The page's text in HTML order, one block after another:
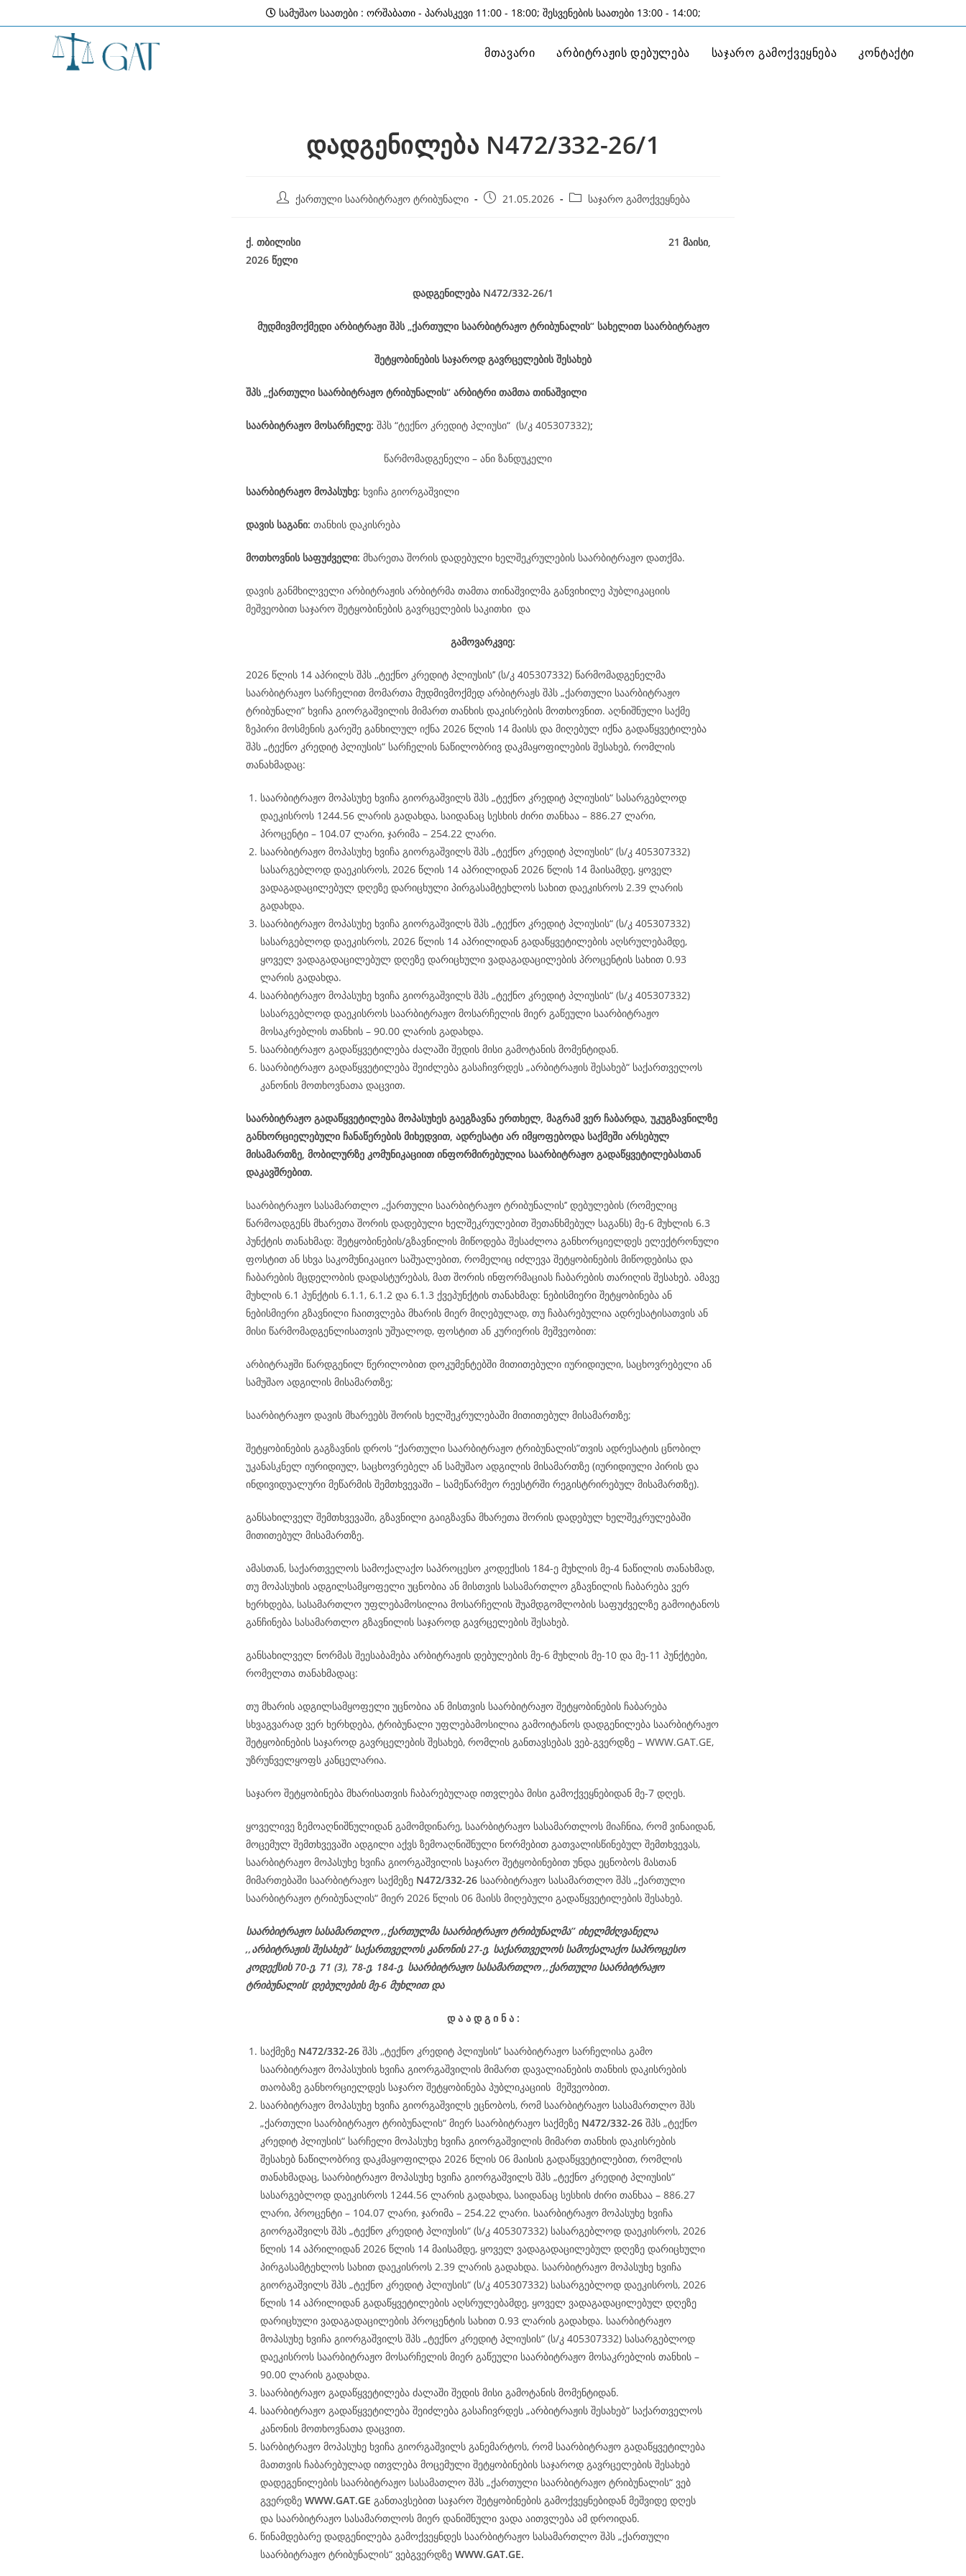
to
სამუშაო საათები : ორშაბათი - პარასკევი 11:00 - 18:00; შესვენების საათები 13:00 - 14:00;
მთავარი არბიტრაჟის დებულება საჯარო გამოქვეყნება კონტაქტი
დადგენილება N472/332-26/1
Post ქართული საარბიტრაჟო ტრიბუნალი
Post 21.05.2026
Post საჯარო გამოქვეყნება
ქ. თბილისი
21 მაისი,
2026 წელი
დადგენილება N472/332-26/1
მუდმივმოქმედი არბიტრაჟი შპს „ქართული საარბიტრაჟო ტრიბუნალის“ სახელით საარბიტრაჟო
შეტყობინების საჯაროდ გავრცელების შესახებ
შპს „ქართული საარბიტრაჟო ტრიბუნალის“ არბიტრი თამთა თინაშვილი
საარბიტრაჟო მოსარჩელე: შპს “ტექნო კრედიტ პლიუსი“ (ს/კ 405307332);
წარმომადგენელი – ანი ზანდუკელი
საარბიტრაჟო მოპასუხე: ხვიჩა გიორგაშვილი
დავის საგანი: თანხის დაკისრება
მოთხოვნის საფუძველი: მხარეთა შორის დადებული ხელშეკრულების საარბიტრაჟო დათქმა.
დავის განმხილველი არბიტრაჟის არბიტრმა თამთა თინაშვილმა განვიხილე პუბლიკაციის
მეშვეობით საჯარო შეტყობინების გავრცელების საკითხი და
გამოვარკვიე:
2026 წლის 14 აპრილს შპს ,,ტექნო კრედიტ პლიუსის’’ (ს/კ 405307332) წარმომადგენელმა
საარბიტრაჟო სარჩელით მომართა მუდმივმოქმედ არბიტრაჟს შპს „ქართული საარბიტრაჟო
ტრიბუნალი“ ხვიჩა გიორგაშვილის მიმართ თანხის დაკისრების მოთხოვნით. აღნიშნული საქმე
ზეპირი მოსმენის გარეშე განხილულ იქნა 2026 წლის 14 მაისს და მიღებულ იქნა გადაწყვეტილება
შპს „ტექნო კრედიტ პლიუსის“ სარჩელის ნაწილობრივ დაკმაყოფილების შესახებ, რომლის
თანახმადაც:
საარბიტრაჟო მოპასუხე ხვიჩა გიორგაშვილს შპს „ტექნო კრედიტ პლიუსის“ სასარგებლოდ
დაეკისროს 1244.56 ლარის გადახდა, საიდანაც სესხის ძირი თანხაა – 886.27 ლარი,
პროცენტი – 104.07 ლარი, ჯარიმა – 254.22 ლარი.
საარბიტრაჟო მოპასუხე ხვიჩა გიორგაშვილს შპს „ტექნო კრედიტ პლიუსის“ (ს/კ 405307332)
სასარგებლოდ დაეკისროს, 2026 წლის 14 აპრილიდან 2026 წლის 14 მაისამდე, ყოველ
ვადაგადაცილებულ დღეზე დარიცხული პირგასამტეხლოს სახით დაეკისროს 2.39 ლარის
გადახდა.
საარბიტრაჟო მოპასუხე ხვიჩა გიორგაშვილს შპს „ტექნო კრედიტ პლიუსის“ (ს/კ 405307332)
სასარგებლოდ დაეკისროს, 2026 წლის 14 აპრილიდან გადაწყვეტილების აღსრულებამდე,
ყოველ ვადაგადაცილებულ დღეზე დარიცხული ვადაგადაცილების პროცენტის სახით 0.93
ლარის გადახდა.
საარბიტრაჟო მოპასუხე ხვიჩა გიორგაშვილს შპს „ტექნო კრედიტ პლიუსის“ (ს/კ 405307332)
სასარგებლოდ დაეკისროს საარბიტრაჟო მოსარჩელის მიერ გაწეული საარბიტრაჟო
მოსაკრებლის თანხის – 90.00 ლარის გადახდა.
საარბიტრაჟო გადაწყვეტილება ძალაში შედის მისი გამოტანის მომენტიდან.
საარბიტრაჟო გადაწყვეტილება შეიძლება გასაჩივრდეს „არბიტრაჟის შესახებ“ საქართველოს
კანონის მოთხოვნათა დაცვით.
საარბიტრაჟო გადაწყვეტილება მოპასუხეს გაეგზავნა ერთხელ, მაგრამ ვერ ჩაბარდა, უკუგზავნილზე
განხორციელებული ჩანაწერების მიხედვით, ადრესატი არ იმყოფებოდა საქმეში არსებულ
მისამართზე, მობილურზე კომუნიკაციით ინფორმირებულია საარბიტრაჟო გადაწყვეტილებასთან
დაკავშრებით.
საარბიტრაჟო სასამართლო ,,ქართული საარბიტრაჟო ტრიბუნალის’’ დებულების (რომელიც
წარმოადგენს მხარეთა შორის დადებული ხელშეკრულებით შეთანხმებულ საგანს) მე-6 მუხლის 6.3
პუნქტის თანახმად: შეტყობინების/გზავნილის მიწოდება შესაძლოა განხორციელდეს ელექტრონული
ფოსტით ან სხვა საკომუნიკაციო საშუალებით, რომელიც იძლევა შეტყობინების მიწოდებისა და
ჩაბარების მცდელობის დადასტურებას, მათ შორის ინფორმაციას ჩაბარების თარიღის შესახებ. ამავე
მუხლის 6.1 პუნქტის 6.1.1, 6.1.2 და 6.1.3 ქვეპუნქტის თანახმად: ნებისმიერი შეტყობინება ან
ნებისმიერი გზავნილი ჩაითვლება მხარის მიერ მიღებულად, თუ ჩაბარებულია ადრესატისათვის ან
მისი წარმომადგენლისათვის უშუალოდ, ფოსტით ან კურიერის მეშვეობით:
არბიტრაჟში წარდგენილ წერილობით დოკუმენტებში მითითებული იურიდიული, საცხოვრებელი ან
სამუშაო ადგილის მისამართზე;
საარბიტრაჟო დავის მხარეებს შორის ხელშეკრულებაში მითითებულ მისამართზე;
შეტყობინების გაგზავნის დროს “ქართული საარბიტრაჟო ტრიბუნალის”თვის ადრესატის ცნობილ
უკანასკნელ იურიდიულ, საცხოვრებელ ან სამუშაო ადგილის მისამართზე (იურიდიული პირის და
ინდივიდუალური მეწარმის შემთხვევაში – სამეწარმეო რეესტრში რეგისტრირებულ მისამართზე).
განსახილველ შემთხვევაში, გზავნილი გაიგზავნა მხარეთა შორის დადებულ ხელშეკრულებაში
მითითებულ მისამართზე.
ამასთან, საქართველოს სამოქალაქო საპროცესო კოდექსის 184-ე მუხლის მე-4 ნაწილის თანახმად,
თუ მოპასუხის ადგილსამყოფელი უცნობია ან მისთვის სასამართლო გზავნილის ჩაბარება ვერ
ხერხდება, სასამართლო უფლებამოსილია მოსარჩელის შუამდგომლობის საფუძველზე გამოიტანოს
განჩინება სასამართლო გზავნილის საჯაროდ გავრცელების შესახებ.
განსახილველ ნორმას შეესაბამება არბიტრაჟის დებულების მე-6 მუხლის მე-10 და მე-11 პუნქტები,
რომელთა თანახმადაც:
თუ მხარის ადგილსამყოფელი უცნობია ან მისთვის საარბიტრაჟო შეტყობინების ჩაბარება
სხვაგვარად ვერ ხერხდება, ტრიბუნალი უფლებამოსილია გამოიტანოს დადგენილება საარბიტრაჟო
შეტყობინების საჯაროდ გავრცელების შესახებ, რომლის განთავსებას ვებ-გვერდზე – WWW.GAT.GE,
უზრუნველყოფს კანცელარია.
საჯარო შეტყობინება მხარისათვის ჩაბარებულად ითვლება მისი გამოქვეყნებიდან მე-7 დღეს.
ყოველივე ზემოაღნიშნულიდან გამომდინარე, საარბიტრაჟო სასამართლოს მიაჩნია, რომ ვინაიდან,
მოცემულ შემთხვევაში ადგილი აქვს ზემოაღნიშნული ნორმებით გათვალისწინებულ შემთხვევას,
საარბიტრაჟო მოპასუხე ხვიჩა გიორგაშვილის საჯარო შეტყობინებით უნდა ეცნობოს მასთან
მიმართებაში საარბიტრაჟო საქმეზე N472/332-26 საარბიტრაჟო სასამართლო შპს „ქართული
საარბიტრაჟო ტრიბუნალის“ მიერ 2026 წლის 06 მაისს მიღებული გადაწყვეტილების შესახებ.
საარბიტრაჟო სასამართლო ,,ქართულმა საარბიტრაჟო ტრიბუნალმა’’ იხელმძღვანელა
,,არბიტრაჟის შესახებ’’ საქართველოს კანონის 27-ე, საქართველოს სამოქალაქო საპროცესო
კოდექსის 70-ე, 71 (3), 78-ე, 184-ე, საარბიტრაჟო სასამართლო ,,ქართული საარბიტრაჟო
ტრიბუნალის’ დებულების მე-6 მუხლით და
დ ა ა დ გ ი ნ ა :
საქმეზე N472/332-26 შპს ,,ტექნო კრედიტ პლიუსის’’ საარბიტრაჟო სარჩელისა გამო
საარბიტრაჟო მოპასუხის ხვიჩა გიორგაშვილის მიმართ დავალიანების თანხის დაკისრების
თაობაზე განხორციელდეს საჯარო შეტყობინება პუბლიკაციის მეშვეობით.
საარბიტრაჟო მოპასუხე ხვიჩა გიორგაშვილს ეცნობოს, რომ საარბიტრაჟო სასამართლო შპს
„ქართული საარბიტრაჟო ტრიბუნალის“ მიერ საარბიტრაჟო საქმეზე N472/332-26 შპს „ტექნო
კრედიტ პლიუსის“ სარჩელი მოპასუხე ხვიჩა გიორგაშვილის მიმართ თანხის დაკისრების
შესახებ ნაწილობრივ დაკმაყოფილდა 2026 წლის 06 მაისის გადაწყვეტილებით, რომლის
თანახმადაც, საარბიტრაჟო მოპასუხე ხვიჩა გიორგაშვილს შპს „ტექნო კრედიტ პლიუსის“
სასარგებლოდ დაეკისროს 1244.56 ლარის გადახდა, საიდანაც სესხის ძირი თანხაა – 886.27
ლარი, პროცენტი – 104.07 ლარი, ჯარიმა – 254.22 ლარი. საარბიტრაჟო მოპასუხე ხვიჩა
გიორგაშვილს შპს „ტექნო კრედიტ პლიუსის“ (ს/კ 405307332) სასარგებლოდ დაეკისროს, 2026
წლის 14 აპრილიდან 2026 წლის 14 მაისამდე, ყოველ ვადაგადაცილებულ დღეზე დარიცხული
პირგასამტეხლოს სახით დაეკისროს 2.39 ლარის გადახდა. საარბიტრაჟო მოპასუხე ხვიჩა
გიორგაშვილს შპს „ტექნო კრედიტ პლიუსის“ (ს/კ 405307332) სასარგებლოდ დაეკისროს, 2026
წლის 14 აპრილიდან გადაწყვეტილების აღსრულებამდე, ყოველ ვადაგადაცილებულ დღეზე
დარიცხული ვადაგადაცილების პროცენტის სახით 0.93 ლარის გადახდა. საარბიტრაჟო
მოპასუხე ხვიჩა გიორგაშვილს შპს „ტექნო კრედიტ პლიუსის“ (ს/კ 405307332) სასარგებლოდ
დაეკისროს საარბიტრაჟო მოსარჩელის მიერ გაწეული საარბიტრაჟო მოსაკრებლის თანხის –
90.00 ლარის გადახდა.
საარბიტრაჟო გადაწყვეტილება ძალაში შედის მისი გამოტანის მომენტიდან.
საარბიტრაჟო გადაწყვეტილება შეიძლება გასაჩივრდეს „არბიტრაჟის შესახებ“ საქართველოს
კანონის მოთხოვნათა დაცვით.
სარბიტრაჟო მოპასუხე ხვიჩა გიორგაშვილს განემარტოს, რომ საარბიტრაჟო გადაწყვეტილება
მათთვის ჩაბარებულად ითვლება მოცემული შეტყობინების საჯაროდ გავრცელების შესახებ
დადეგენილების საარბიტრაჟო სასამათლო შპს „ქართული საარბიტრაჟო ტრიბუნალის“ ვებ
გვერდზე WWW.GAT.GE განთავსებით საჯარო შეტყობინების გამოქვეყნებიდან მეშვიდე დღეს
და საარბიტრაჟო სასამართლოს მიერ დანიშნული ვადა აითვლება ამ დროიდან.
წინამდებარე დადგენილება გამოქვეყნდეს საარბიტრაჟო სასამართლო შპს „ქართული
საარბიტრაჟო ტრიბუნალის“ ვებგვერდზე WWW.GAT.GE.